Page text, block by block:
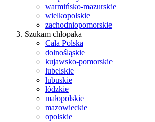
warmińsko-mazurskie
wielkopolskie
zachodniopomorskie
Szukam chłopaka
Cała Polska
dolnośląskie
kujawsko-pomorskie
lubelskie
lubuskie
łódzkie
małopolskie
mazowieckie
opolskie